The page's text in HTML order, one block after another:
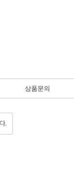
상품문의